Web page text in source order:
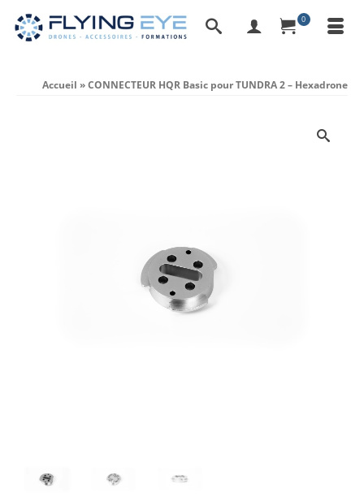
0
Accueil »CONNECTEUR HQR Basic pour TUNDRA 2 – Hexadrone